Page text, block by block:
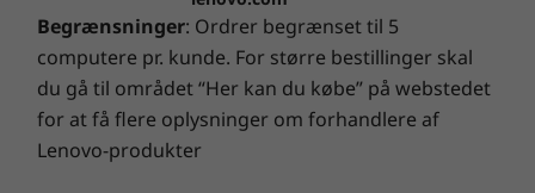
dvaletilstand. Med flere processorkerner og
batterilevetid hele dagen holder denne laptop
dig i gang.
Vægt
Vejer fra 1,99 kg
Mål (H x B x D)
-RJ45
- Smart Card-læser
startinvestering, der sikrer et forudsigeligt budget og
massive besparelser på 28 til 80 %. Vores
teknologitroldmænd, der er bevæbnet med Lenovos
banebrydende diagnostiske værktøjer, afslører skjulte
skader og giver dig en garanti med spænding!
Begrænsninger: Ordrer begrænset til 5
computere pr. kunde. For større bestillinger skal
du gå til området “Her kan du købe” på webstedet
for at få flere oplysninger om forhandlere af
Lenovo-produkter